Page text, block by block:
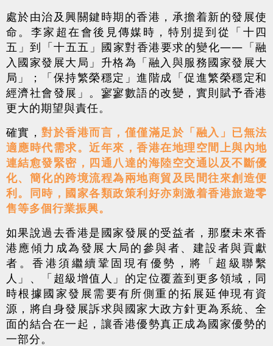
處於由治及興關鍵時期的香港，承擔着新的發展使
命。李家超在會後見傳媒時，特別提到從「十四
五」到「十五五」國家對香港要求的變化——「融
入國家發展大局」升格為「融入與服務國家發展大
局」；「保持繁榮穩定」進階成「促進繁榮穩定和
經濟社會發展」。寥寥數語的改變，實則賦予香港
更大的期望與責任。
確實，對於香港而言，僅僅滿足於「融入」已無法
適應時代需求。近年來，香港在地理空間上與內地
連結愈發緊密，四通八達的海陸空交通以及不斷優
化、簡化的跨境流程為兩地商貿及民間往來創造便
利。同時，國家各類政策利好亦刺激着香港旅遊零
售等多個行業振興。
如果說過去香港是國家發展的受益者，那麼未來香
港應傾力成為發展大局的參與者、建設者與貢獻
者。香港須繼續鞏固現有優勢，將「超級聯繫
人」、「超級增值人」的定位覆蓋到更多領域，同
時根據國家發展需要有所側重的拓展延伸現有資
源，將自身發展訴求與國家大政方針更為系統、全
面的結合在一起，讓香港優勢真正成為國家優勢的
一部分。